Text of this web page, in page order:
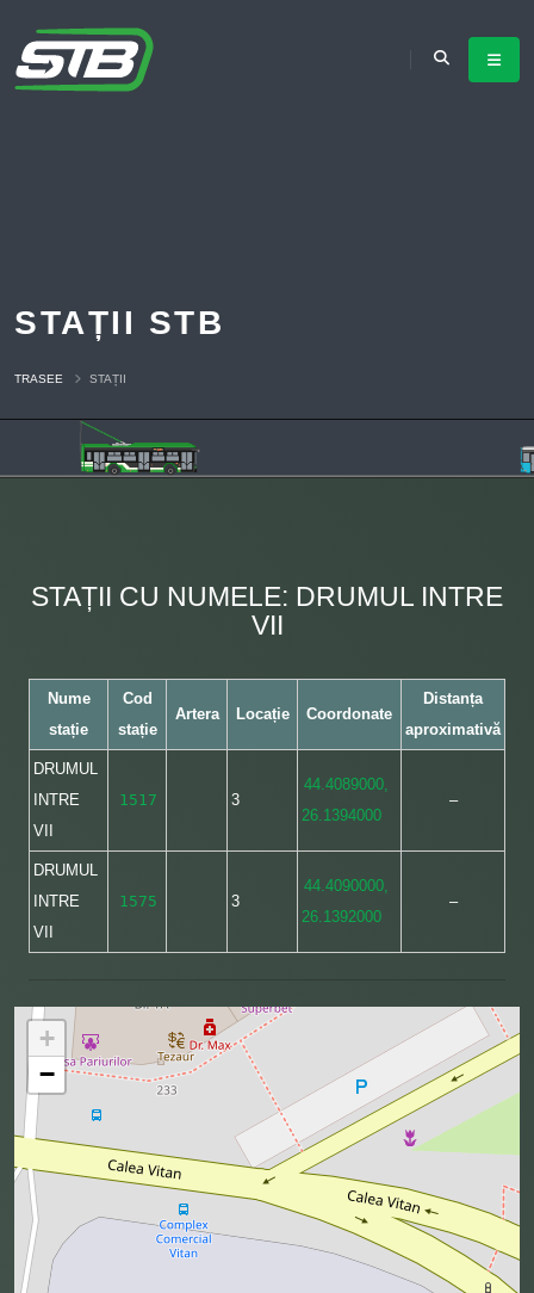
STAȚII STB
TRASEE STAȚII
STAȚII CU NUMELE: DRUMUL INTRE
VII
Nume
stație
Cod
stație
Artera Locație Coordonate
Distanța
aproximativă
DRUMUL
INTRE
VII
1517 3
44.4089000,
26.1394000
–
DRUMUL
INTRE
VII
1575 3
44.4090000,
26.1392000
–
+
−